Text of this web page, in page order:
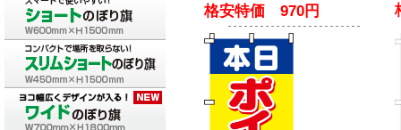
格安特価 970円